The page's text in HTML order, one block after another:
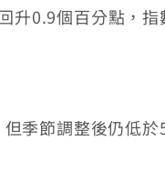
0.9個百分點，
節調整後仍低於